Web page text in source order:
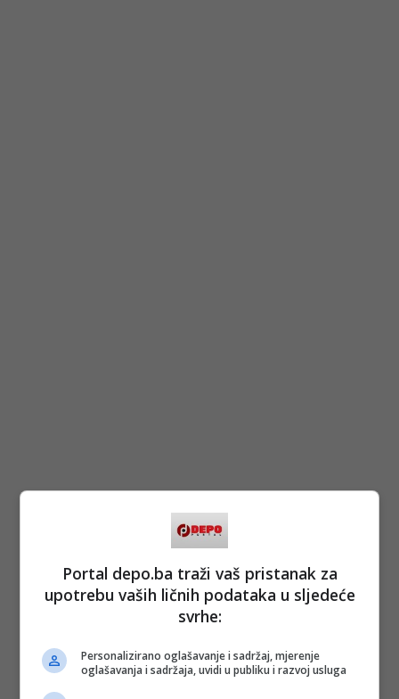
Portal depo.ba traži vaš pristanak za
upotrebu vaših ličnih podataka u sljedeće
svrhe:
Personalizirano oglašavanje i sadržaj, mjerenje
oglašavanja i sadržaja, uvidi u publiku i razvoj usluga